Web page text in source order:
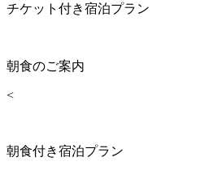
チケット付き宿泊プラン
朝食のご案内
<
朝食付き宿泊プラン